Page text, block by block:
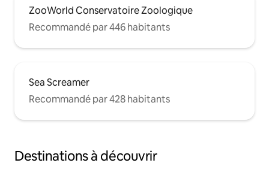
ZooWorld Conservatoire Zoologique
Recommandé par 446 habitants
Sea Screamer
Recommandé par 428 habitants
Destinations à découvrir